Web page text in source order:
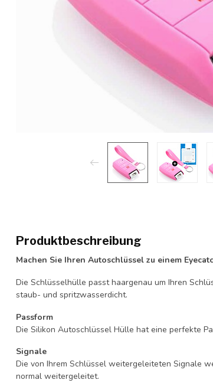
Produktbeschreibung
Machen Sie Ihren Autoschlüssel zu einem
Die Schlüsselhülle passt haargenau um Ihren
staub- und spritzwasserdicht.
Passform
Die Silikon Autoschlüssel Hülle hat eine perfekte
Signale
Die von Ihrem Schlüssel weitergeleiteten Signale
normal weitergeleitet.